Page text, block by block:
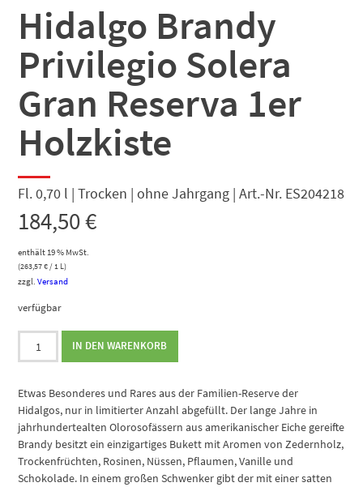
Hidalgo Brandy
Privilegio Solera
Gran Reserva 1er
Holzkiste
Fl. 0,70 l | Trocken | ohne Jahrgang | Art.-Nr. ES204218
184,50€
enthält 19 % MwSt.
(263,57€/ 1 L)
zzgl.Versand
verfügbar
Brandy
Solera
Gran
Reserva
1er
Holzkiste
Menge
IN DEN WARENKORB
Etwas Besonderes und Rares aus der Familien-Reserve der
Hidalgos, nur in limitierter Anzahl abgefüllt. Der lange Jahre in
jahrhundertealten Olorosofässern aus amerikanischer Eiche gereifte
Brandy besitzt ein einzigartiges Bukett mit Aromen von Zedernholz,
Trockenfrüchten, Rosinen, Nüssen, Pflaumen, Vanille und
Schokolade. In einem großen Schwenker gibt der mit einer satten